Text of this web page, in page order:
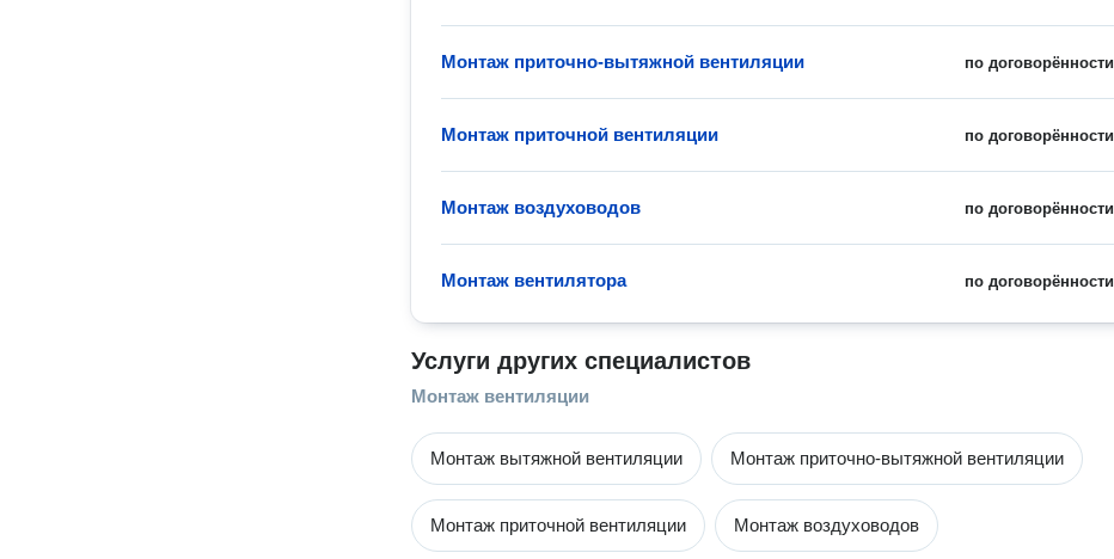
по договорённости
Монтаж приточно-вытяжной вентиляции
по договорённости
Монтаж приточной вентиляции
по договорённости
Монтаж воздуховодов
по договорённости
Монтаж вентилятора
Услуги других специалистов
Монтаж вентиляции
Монтаж вытяжной вентиляции Монтаж приточно-вытяжной вентиляции
Монтаж приточной вентиляции Монтаж воздуховодов